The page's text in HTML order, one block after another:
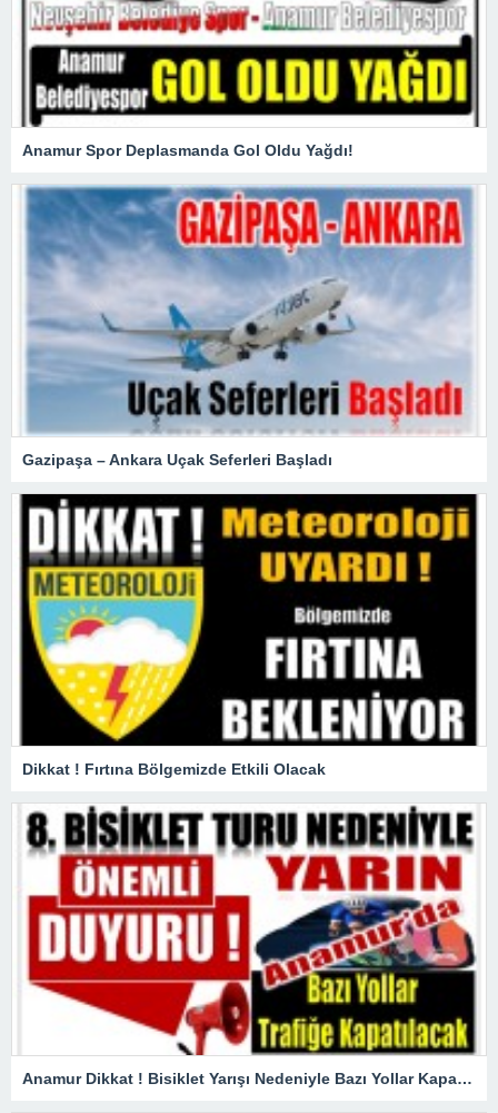
Anamur Spor Deplasmanda Gol Oldu Yağdı!
Gazipaşa – Ankara Uçak Seferleri Başladı
Dikkat ! Fırtına Bölgemizde Etkili Olacak
Anamur Dikkat ! Bisiklet Yarışı Nedeniyle Bazı Yollar Kapanacak